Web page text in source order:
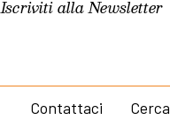
Iscriviti allaNewsletter
Contattaci Cerca